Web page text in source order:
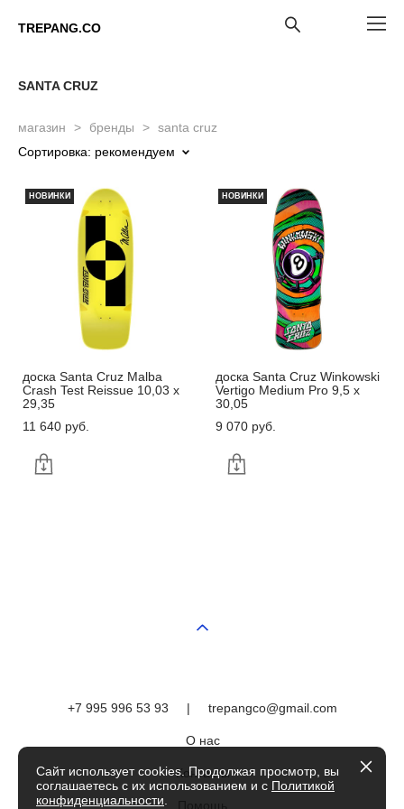
TREPANG.CO
SANTA CRUZ
магазин > бренды > santa cruz
Сортировка: рекомендуем
НОВИНКИ
доска Santa Cruz Malba
Crash Test Reissue 10,03 x
29,35
11 640 pуб.
НОВИНКИ
доска Santa Cruz Winkowski
Vertigo Medium Pro 9,5 x
30,05
9 070 pуб.
+7 995 996 53 93 | trepangco@gmail.com
О нас
Контакты
Сайт использует cookies. Продолжая просмотр, вы
соглашаетесь с их использованием и с Политикой
конфиденциальности